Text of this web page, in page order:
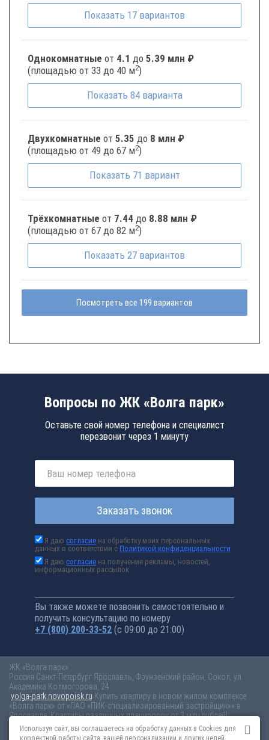
Показать 17 вариантов
Однокомнатные от 4.1 до 5.39 млн ₽
(площадью от 33 до 40 м2)
Показать 84 варианта
Двухкомнатные от 5.35 до 8 млн ₽
(площадью от 49 до 67 м2)
Показать 71 вариант
Трёхкомнатные от 7.44 до 8.88 млн ₽
(площадью от 67 до 82 м2)
Показать 27 вариантов
Посмотреть все 199 вариантов
Вопросы по ЖК «Волга парк»
Оставьте свой номер телефона и специалист
перезвонит через 1 минуту
Заказать звонок
Я даюсогласие на обработку моих персональных
данных в соответствии сПолитикой конфиденциальности
Я даюсогласие на получение рекламы, новостей,
информационных рассылок
Вы также можете позвонить самостоятельно и
получить консультацию по номеру
+7 (800) 200-33-52 (с 09:00 до 21:00)
ЖК «Волга парк»
Россия Санкт-Петербург Ярославль, Фрунзенский район, Сокол, ул.
Академика Колмогорова, 24
volga-park.novopoisk.ru Купить квартиру в новом жилом комплексе
«Волга парк» от «ПАО «ПИК-специализированный застройщик»» в
Ярославле. Квартиры различных планировок от 3 млн рублей!
Новостройки Санкт-ПетербургаНовостройки Москвы
Используя сайт, вы соглашаетесь на обработку данных в Cookies для
корректной работы сайта, вашей персонализации и других целей,